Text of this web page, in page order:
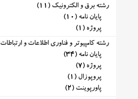
رشته برق و الکترونیک (11)
پایان نامه (10)
پروژه (1)
رشته کامپیوتر و فناوری اطلاعات و ارتباطات
پایان نامه (34)
پروژه (7)
پروپوزال (1)
پاورپوینت (2)